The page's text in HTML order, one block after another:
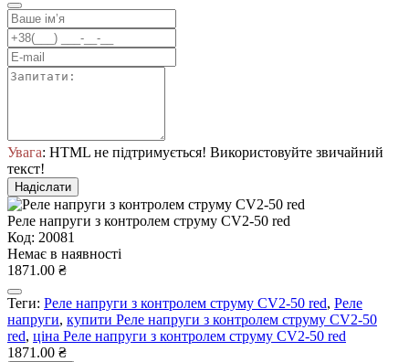
Увага: HTML не підтримується! Використовуйте звичайний
текст!
Надіслати
Реле напруги з контролем струму CV2-50 red
Код: 20081
Немає в наявності
1871.00 ₴
Теги: Реле напруги з контролем струму CV2-50 red, Реле
напруги, купити Реле напруги з контролем струму CV2-50
red, ціна Реле напруги з контролем струму CV2-50 red
1871.00 ₴